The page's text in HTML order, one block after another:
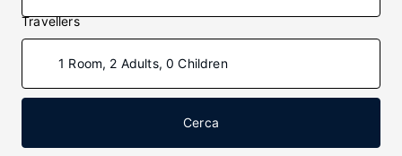
Travellers
1 Room, 2 Adults, 0 Children
Cerca